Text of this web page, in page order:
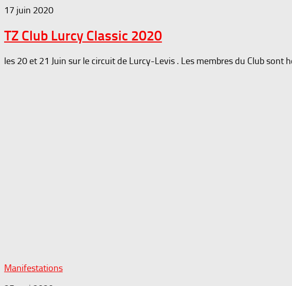
17 juin 2020
TZ Club Lurcy Classic 2020
les 20 et 21 Juin sur le circuit de Lurcy-Levis . Les membres du Club sont
Manifestations